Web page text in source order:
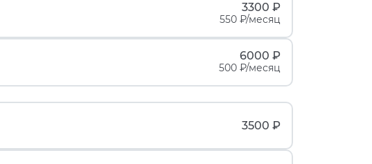
3300 ₽
550 ₽/месяц
6000 ₽
500 ₽/месяц
3500 ₽